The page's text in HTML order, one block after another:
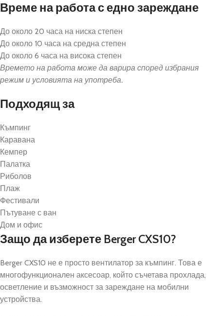
Време на работа с едно зареждане
До около 20 часа на ниска степен
До около 10 часа на средна степен
До около 6 часа на висока степен
Времето на работа може да варира според избрания
режим и условията на употреба.
Подходящ за
Къмпинг
Каравана
Кемпер
Палатка
Риболов
Плаж
Фестивали
Пътуване с ван
Дом и офис
Защо да изберете Berger CXS10?
Berger CXS10 не е просто вентилатор за къмпинг. Това е
многофункционален аксесоар, който съчетава прохлада,
осветление и възможност за зареждане на мобилни
устройства.